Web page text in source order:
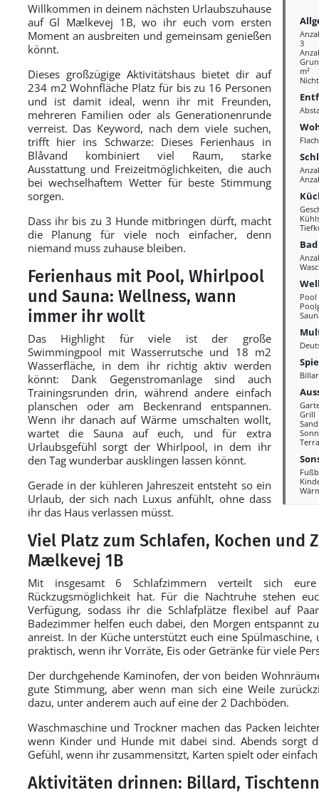
3
m²
Bad
Pool
Grill
Willkommen in deinem nächsten Urlaubszuhause
auf Gl Mælkevej 1B, wo ihr euch vom ersten
Moment an ausbreiten und gemeinsam genießen
könnt.
Dieses großzügige Aktivitätshaus bietet dir auf
234 m2 Wohnfläche Platz für bis zu 16 Personen
und ist damit ideal, wenn ihr mit Freunden,
mehreren Familien oder als Generationenrunde
verreist. Das Keyword, nach dem viele suchen,
trifft hier ins Schwarze: Dieses Ferienhaus in
Blåvand kombiniert viel Raum, starke
Ausstattung und Freizeitmöglichkeiten, die auch
bei wechselhaftem Wetter für beste Stimmung
sorgen.
Dass ihr bis zu 3 Hunde mitbringen dürft, macht
die Planung für viele noch einfacher, denn
niemand muss zuhause bleiben.
Ferienhaus mit Pool, Whirlpool
und Sauna: Wellness, wann
immer ihr wollt
Das Highlight für viele ist der große
Swimmingpool mit Wasserrutsche und 18 m2
Wasserfläche, in dem ihr richtig aktiv werden
könnt: Dank Gegenstromanlage sind auch
Trainingsrunden drin, während andere einfach
planschen oder am Beckenrand entspannen.
Wenn ihr danach auf Wärme umschalten wollt,
wartet die Sauna auf euch, und für extra
Urlaubsgefühl sorgt der Whirlpool, in dem ihr
den Tag wunderbar ausklingen lassen könnt.
Gerade in der kühleren Jahreszeit entsteht so ein
Urlaub, der sich nach Luxus anfühlt, ohne dass
ihr das Haus verlassen müsst.
Viel Platz zum Schlafen, Kochen und
Mælkevej 1B
Mit insgesamt 6 Schlafzimmern verteilt sich
Rückzugsmöglichkeit hat. Für die Nachtruhe stehen
Verfügung, sodass ihr die Schlafplätze flexibel auf
Badezimmer helfen euch dabei, den Morgen entspannt
anreist. In der Küche unterstützt euch eine
praktisch, wenn ihr Vorräte, Eis oder Getränke für viele
Der durchgehende Kaminofen, der von beiden
gute Stimmung, aber wenn man sich eine Weile
dazu, unter anderem auch auf eine der 2 Dachböden.
Waschmaschine und Trockner machen das Packen
wenn Kinder und Hunde mit dabei sind. Abends sorgt
Gefühl, wenn ihr zusammensitzt, Karten spielt oder
Aktivitäten drinnen: Billard,